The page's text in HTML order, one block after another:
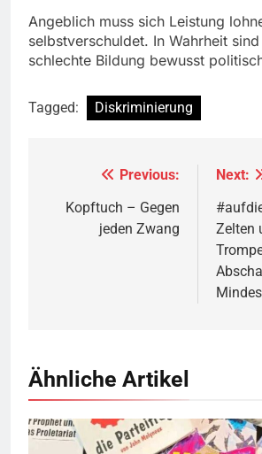
Angeblich muss sich Leistung
selbstverschuldet. In Wahrheit
schlechte Bildung bewusst
Tagged: Diskriminierung
Beitragsnavigation
Previous:
Kopftuch – Gegen
jeden Zwang
Next:
Zelten
Ähnliche Artikel
©